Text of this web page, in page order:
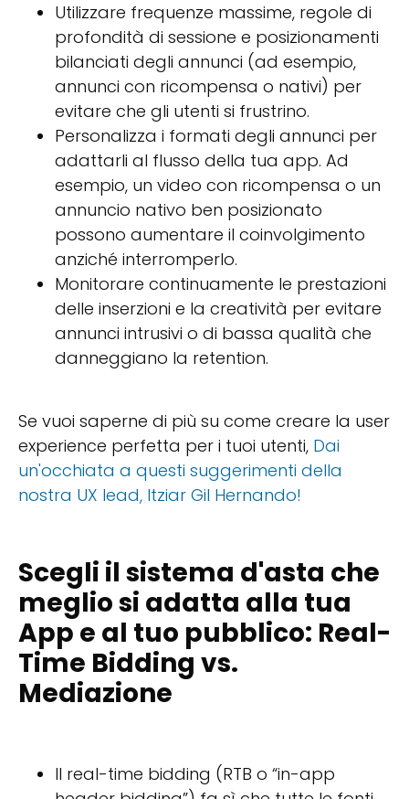
Utilizzare frequenze massime, regole di
profondità di sessione e posizionamenti
bilanciati degli annunci (ad esempio,
annunci con ricompensa o nativi) per
evitare che gli utenti si frustrino.
Personalizza i formati degli annunci per
adattarli al flusso della tua app. Ad
esempio, un video con ricompensa o un
annuncio nativo ben posizionato
possono aumentare il coinvolgimento
anziché interromperlo.
Monitorare continuamente le prestazioni
delle inserzioni e la creatività per evitare
annunci intrusivi o di bassa qualità che
danneggiano la retention.
Se vuoi saperne di più su come creare la user
experience perfetta per i tuoi utenti, Dai
un'occhiata a questi suggerimenti della
nostra UX lead, Itziar Gil Hernando!
Scegli il sistema d'asta che
meglio si adatta alla tua
App e al tuo pubblico: Real-
Time Bidding vs.
Mediazione
Il real-time bidding (RTB o “in-app